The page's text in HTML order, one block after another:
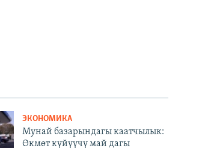
ЭКОНОМИКА
Мунай базарындагы каатчылык:
Өкмөт күйүүчү май дагы